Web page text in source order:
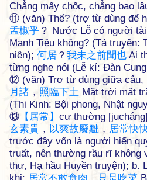
Chẳng mấy chốc, chẳng bao
⑪ (văn) Thế? (trợ từ dùng để
孟椒乎 ？ Nước Lỗ có người
Mạnh Tiêu không? (Tả truyện:
niên); 何居 ？ 我未之前聞也 Ai
từng nghe nói (Lễ kí: Đàn
⑫ (văn) Trợ từ dùng giữa câu,
月 諸 ， 照臨下土 Mặt trời mặt
(Thi Kinh: Bội phong, Nhật
⑬ 【 居常 】 cư thường
玄素貴 ， 以爽故廢黜 ， 居常快
trước đây vốn là người hiển
truất, nên thường rầu rĩ không
thư, Hạ hầu Huyền truyện); b.